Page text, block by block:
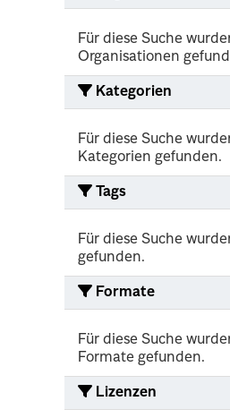
Für diese Suche
Organisationen
Kategorien
Für diese Suche
Kategorien gefunden.
Tags
Für diese Suche
gefunden.
Formate
Für diese Suche
Formate gefunden.
Lizenzen